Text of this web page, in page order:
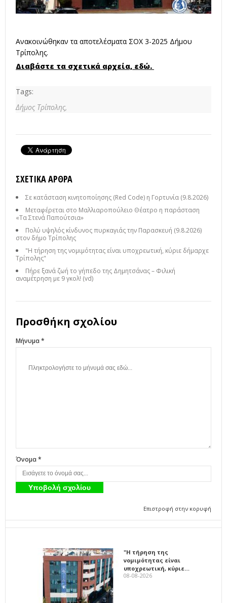
Ανακοινώθηκαν τα αποτελέσματα ΣΟΧ 3-2025 Δήμου
Τρίπολης.
Διαβάστε τα σχετικά αρχεία, εδώ.
Tags:
Δήμος Τρίπολης,
ΣΧΕΤΙΚΆ ΆΡΘΡΑ
Σε κατάσταση κινητοποίησης (Red Code) η Γορτυνία (9.8.2026)
Μεταφέρεται στο Μαλλιαροπούλειο Θέατρο η παράσταση
«Τα Στενά Παπούτσια»
Πολύ υψηλός κίνδυνος πυρκαγιάς την Παρασκευή (9.8.2026)
στον δήμο Τρίπολης
"Η τήρηση της νομιμότητας είναι υποχρεωτική, κύριε δήμαρχε
Τρίπολης"
Πήρε ξανά ζωή το γήπεδο της Δημητσάνας – Φιλική
αναμέτρηση με 9 γκολ! (vd)
Προσθήκη σχολίου
Μήνυμα *
Όνομα *
Επιστροφή στην κορυφή
"Η τήρηση της
νομιμότητας είναι
υποχρεωτική, κύριε…
08-08-2026